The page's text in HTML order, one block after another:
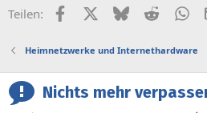
Teilen: FacebookX (Twitter)
BlueskyReddit
Heimnetzwerke und Internethardware
Nichts mehr